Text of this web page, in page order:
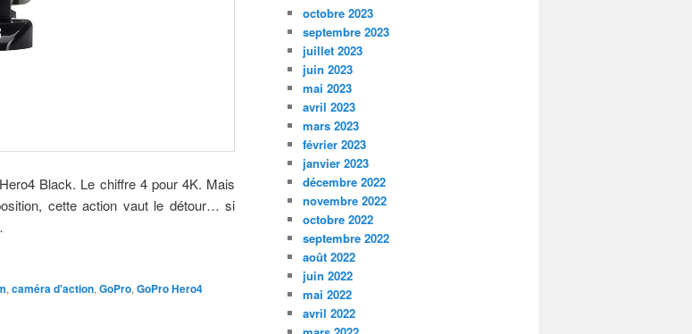
Black. Le chiffre 4 pour 4K. Mais
cette action vaut le détour… si
, caméra d'action, GoPro, GoPro Hero4
octobre 2023
septembre 2023
juillet 2023
juin 2023
mai 2023
avril 2023
mars 2023
février 2023
janvier 2023
décembre 2022
novembre 2022
octobre 2022
septembre 2022
août 2022
juin 2022
mai 2022
avril 2022